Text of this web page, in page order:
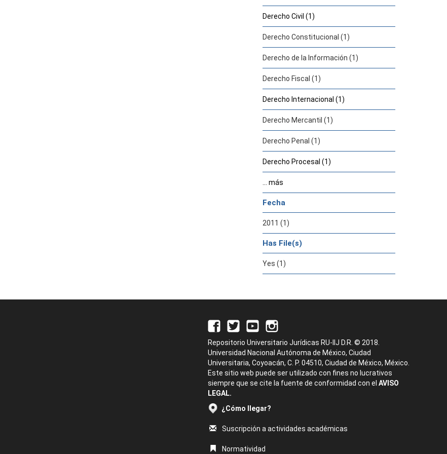
Derecho Civil (1)
Derecho Constitucional (1)
Derecho de la Información (1)
Derecho Fiscal (1)
Derecho Internacional (1)
Derecho Mercantil (1)
Derecho Penal (1)
Derecho Procesal (1)
... más
Fecha
2011 (1)
Has File(s)
Yes (1)
Repositorio Universitario Jurídicas RU-IIJ D.R. © 2018.
Universidad Nacional Autónoma de México, Ciudad
Universitaria, Coyoacán, C. P. 04510, Ciudad de México, México.
Este sitio web puede ser utilizado con fines no lucrativos
siempre que se cite la fuente de conformidad con el AVISO
LEGAL.
¿Cómo llegar?
Suscripción a actividades académicas
Normatividad